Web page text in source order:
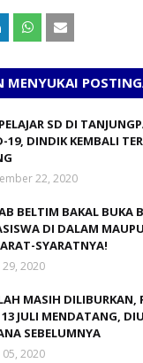
MENYUKAI
SD DI
19, DINDIK KEMBALI
22, 2020
BELTIM BAKAL BUKA
DI DALAM
SYARATNYA!
29, 2020
MASIH DILIBURKAN,
JULI MENDATANG,
SEBELUMNYA
05, 2020